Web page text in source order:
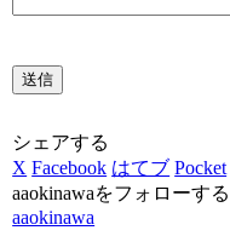
シェアする
X Facebook はてブ Pocket
aaokinawaをフォローする
aaokinawa